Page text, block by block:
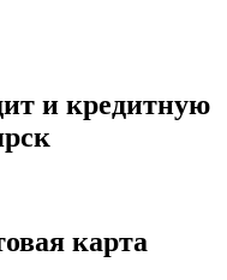
и кредитную
карта